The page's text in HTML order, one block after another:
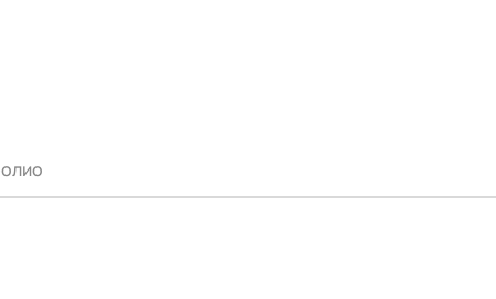
вы зачисляетесь/уже зачислены в качестве